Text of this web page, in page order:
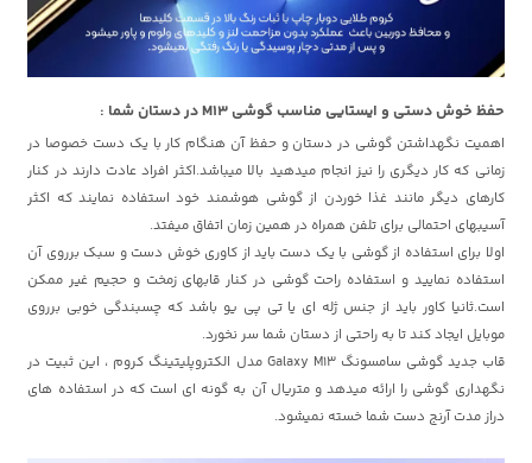
حفظ خوش دستی و ایستایی مناسب گوشی M13 در دستان شما :
اهمیت نگهداشتن گوشی در دستان و حفظ آن هنگام کار با یک دست خصوصا در
زمانی که کار دیگری را نیز انجام میدهید بالا میباشد.اکثر افراد عادت دارند در کنار
کارهای دیگر مانند غذا خوردن از گوشی هوشمند خود استفاده نمایند که اکثر
آسیبهای احتمالی برای تلفن همراه در همین زمان اتفاق میفتد.
اولا برای استفاده از گوشی با یک دست باید از کاوری خوش دست و سبک برروی آن
استفاده نمایید و استفاده راحت گوشی در کنار قابهای زمخت و حجیم غیر ممکن
است.ثانیا کاور باید از جنس ژله ای یا تی پی یو باشد که چسبندگی خوبی برروی
موبایل ایجاد کند تا به راحتی از دستان شما سر نخورد.
قاب جدید گوشی سامسونگ Galaxy M13 مدل الکتروپلیتینگ کروم ، این ثبیت در
نگهداری گوشی را ارائه میدهد و متریال آن به گونه ای است که در استفاده های
دراز مدت آرنج دست شما خسته نمیشود.